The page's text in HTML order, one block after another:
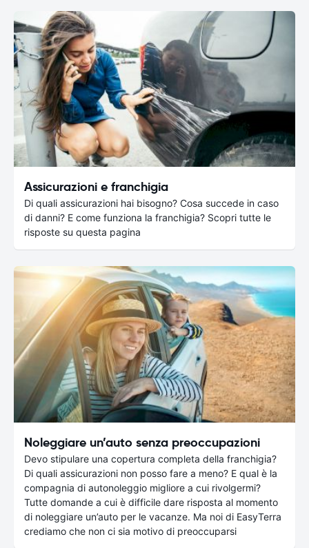
Assicurazioni e franchigia
Di quali assicurazioni hai bisogno? Cosa succede in caso
di danni? E come funziona la franchigia? Scopri tutte le
risposte su questa pagina
Noleggiare un’auto senza preoccupazioni
Devo stipulare una copertura completa della franchigia?
Di quali assicurazioni non posso fare a meno? E qual è la
compagnia di autonoleggio migliore a cui rivolgermi?
Tutte domande a cui è difficile dare risposta al momento
di noleggiare un’auto per le vacanze. Ma noi di EasyTerra
crediamo che non ci sia motivo di preoccuparsi